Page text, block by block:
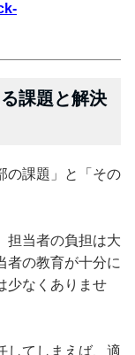
課題と解決
の課題」と「その
担当者の負担は大
者の教育が十分に
少なくありませ
してしまえば、適